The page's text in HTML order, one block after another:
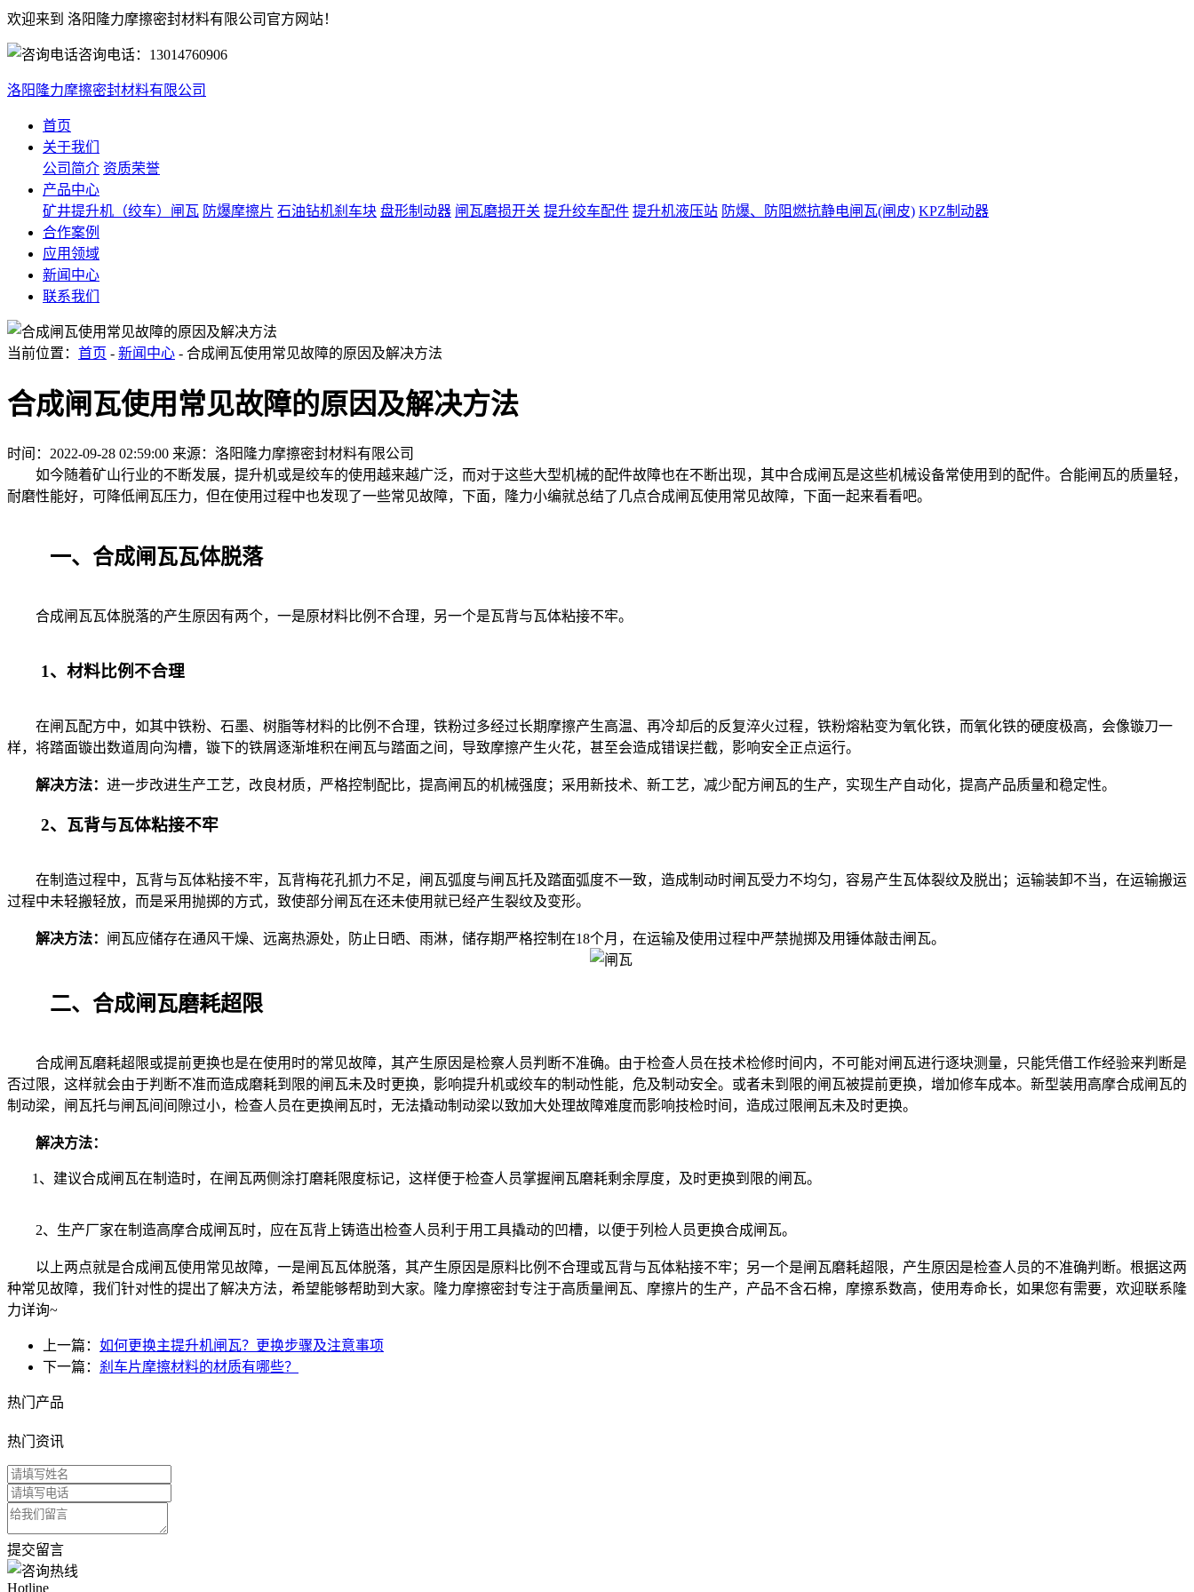
欢迎来到 洛阳隆力摩擦密封材料有限公司官方网站！
咨询电话： 13014760906
洛阳隆力摩擦密封材料有限公司
首页
关于我们
公司简介 资质荣誉
产品中心
矿井提升机（绞车）闸瓦 防爆摩擦片 石油钻机刹车块 盘形制动器 闸瓦磨损开关 提升绞车配件 提升机液压站 防爆、防阻燃抗静电闸瓦(闸皮) KPZ制动器
合作案例
应用领域
新闻中心
联系我们
当前位置： 首页 - 新闻中心 - 合成闸瓦使用常见故障的原因及解决方法
合成闸瓦使用常见故障的原因及解决方法
时间：2022-09-28 02:59:00 来源：洛阳隆力摩擦密封材料有限公司
如今随着矿山行业的不断发展，提升机或是绞车的使用越来越广泛，而对于这些大型机械的配件故障也在不断出现，其中合成闸瓦是这些机械设备常使用到的配件。合能闸瓦的质量轻，
耐磨性能好，可降低闸瓦压力，但在使用过程中也发现了一些常见故障，下面，隆力小编就总结了几点合成闸瓦使用常见故障，下面一起来看看吧。
一、合成闸瓦瓦体脱落
合成闸瓦瓦体脱落的产生原因有两个，一是原材料比例不合理，另一个是瓦背与瓦体粘接不牢。
1、材料比例不合理
在闸瓦配方中，如其中铁粉、石墨、树脂等材料的比例不合理，铁粉过多经过长期摩擦产生高温、再冷却后的反复淬火过程，铁粉熔粘变为氧化铁，而氧化铁的硬度极高，会像镟刀一
样，将踏面镟出数道周向沟槽，镟下的铁屑逐渐堆积在闸瓦与踏面之间，导致摩擦产生火花，甚至会造成错误拦截，影响安全正点运行。
解决方法： 进一步改进生产工艺，改良材质，严格控制配比，提高闸瓦的机械强度；采用新技术、新工艺，减少配方闸瓦的生产，实现生产自动化，提高产品质量和稳定性。
2、瓦背与瓦体粘接不牢
在制造过程中，瓦背与瓦体粘接不牢，瓦背梅花孔抓力不足，闸瓦弧度与闸瓦托及踏面弧度不一致，造成制动时闸瓦受力不均匀，容易产生瓦体裂纹及脱出；运输装卸不当，在运输搬运
过程中未轻搬轻放，而是采用抛掷的方式，致使部分闸瓦在还未使用就已经产生裂纹及变形。
解决方法： 闸瓦应储存在通风干燥、远离热源处，防止日晒、雨淋，储存期严格控制在18个月，在运输及使用过程中严禁抛掷及用锤体敲击闸瓦。
二、合成闸瓦磨耗超限
合成闸瓦磨耗超限或提前更换也是在使用时的常见故障，其产生原因是检察人员判断不准确。由于检查人员在技术检修时间内，不可能对闸瓦进行逐块测量，只能凭借工作经验来判断是
否过限，这样就会由于判断不准而造成磨耗到限的闸瓦未及时更换，影响提升机或绞车的制动性能，危及制动安全。或者未到限的闸瓦被提前更换，增加修车成本。新型装用高摩合成闸瓦的
制动梁，闸瓦托与闸瓦间间隙过小，检查人员在更换闸瓦时，无法撬动制动梁以致加大处理故障难度而影响技检时间，造成过限闸瓦未及时更换。
解决方法：
1、建议合成闸瓦在制造时，在闸瓦两侧涂打磨耗限度标记，这样便于检查人员掌握闸瓦磨耗剩余厚度，及时更换到限的闸瓦。
2、生产厂家在制造高摩合成闸瓦时，应在瓦背上铸造出检查人员利于用工具撬动的凹槽，以便于列检人员更换合成闸瓦。
以上两点就是合成闸瓦使用常见故障，一是闸瓦瓦体脱落，其产生原因是原料比例不合理或瓦背与瓦体粘接不牢；另一个是闸瓦磨耗超限，产生原因是检查人员的不准确判断。根据这两
种常见故障，我们针对性的提出了解决方法，希望能够帮助到大家。隆力摩擦密封专注于高质量闸瓦、摩擦片的生产，产品不含石棉，摩擦系数高，使用寿命长，如果您有需要，欢迎联系隆
力详询~
上一篇： 如何更换主提升机闸瓦？更换步骤及注意事项
下一篇： 刹车片摩擦材料的材质有哪些？
热门产品
热门资讯
提交留言
Hotline